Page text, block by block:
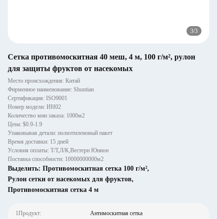
3/3
Сетка противомоскитная 40 меш, 4 м, 100 г/м², рулон
для защиты фруктов от насекомых
Место происхождения: Китай
Фирменное наименование: Shuntian
Сертификация: ISO9001
Номер модели: ИН02
Количество мин заказа: 1000м2
Цена: $0.9-1.9
Упаковывая детали: полиэтиленовый пакет
Время доставки: 15 дней
Условия оплаты: Т/Т,Л/К,Вестерн Юнион
Поставка способности: 10000000000м2
Выделить: Противомоскитная сетка 100 г/м²,
Рулон сетки от насекомых для фруктов,
Противомоскитная сетка 4 м
1Продукт: Антимоскитная сетка